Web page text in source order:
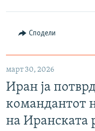
Сподели
март 30, 2026
Иран ја
командантот
на Иранската